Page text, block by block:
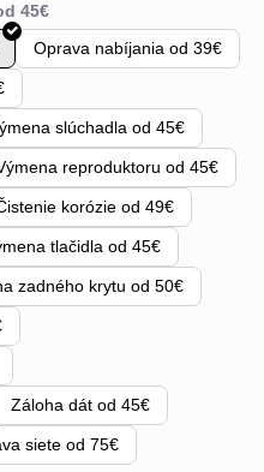
Oprava nabíjania od 39€
slúchadla od 45€
reproduktoru od 45€
korózie od 49€
tlačidla od 45€
zadného krytu od 50€
Záloha dát od 45€
siete od 75€